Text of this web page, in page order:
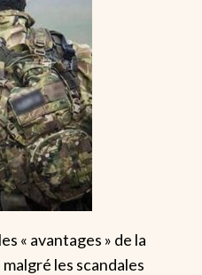
« avantages » de la
les scandales